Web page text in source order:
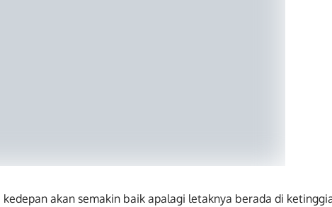
kedepan akan semakin baik apalagi letaknya berada di